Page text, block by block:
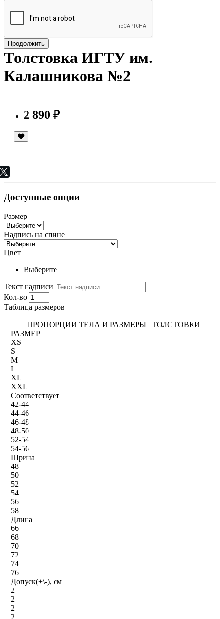
Продолжить
Толстовка ИГТУ им.
Калашникова №2
2 890 ₽
Доступные опции
Размер
Надпись на спине
Цвет
Выберите
Текст надписи
Кол-во
Таблица размеров
ПРОПОРЦИИ ТЕЛА И РАЗМЕРЫ | ТОЛСТОВКИ
РАЗМЕР
XS
S
M
L
XL
XXL
Соответствует
42-44
44-46
46-48
48-50
52-54
54-56
Шрина
48
50
52
54
56
58
Длина
66
68
70
72
74
76
Допуск(+\-), см
2
2
2
2